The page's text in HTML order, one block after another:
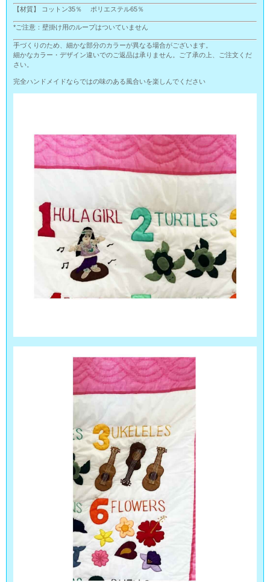
【材質】 コットン35％ ポリエステル65％
*ご注意：壁掛け用のループはついていません
手づくりのため、細かな部分のカラーが異なる場合がございます。
細かなカラー・デザイン違いでのご返品は承りません。ご了承の上、ご注文くだ
さい。
完全ハンドメイドならではの味のある風合いを楽しんでください